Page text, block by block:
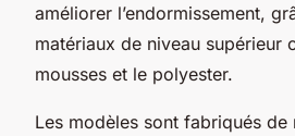
améliorer l’endormissement,
matériaux de niveau supérieur
mousses et le polyester.
Les modèles sont fabriqués de